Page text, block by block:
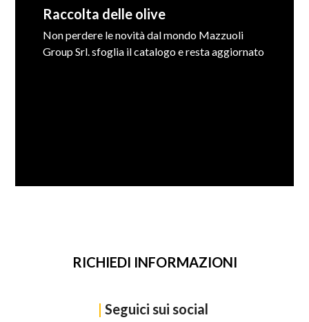
Raccolta delle olive
Non perdere le novità dal mondo Mazzuoli
Group Srl. sfoglia il catalogo e resta aggiornato
RICHIEDI INFORMAZIONI
| Seguici sui social